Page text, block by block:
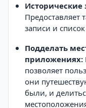
Исторические
Предоставляет
записи и
Подделать
приложениях:
позволяет
они
были, и